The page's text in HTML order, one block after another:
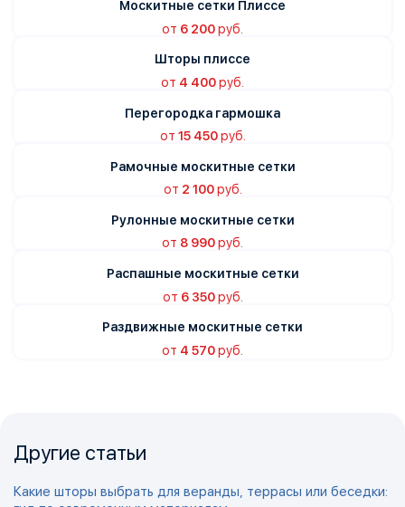
Москитные сетки Плиссе
от 6 200руб.
Шторы плиссе
от 4 400руб.
Перегородка гармошка
от 15 450руб.
Рамочные москитные сетки
от 2 100руб.
Рулонные москитные сетки
от 8 990руб.
Распашные москитные сетки
от 6 350руб.
Раздвижные москитные сетки
от 4 570руб.
Другие статьи
Какие шторы выбрать для веранды, террасы или беседки: